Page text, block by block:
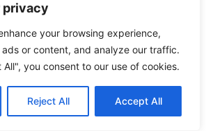
privacy
your browsing experience,
or content, and analyze our traffic.
you consent to our use of cookies.
Reject All Accept All